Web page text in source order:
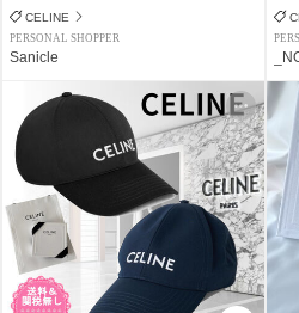
CELINE
PERSONAL SHOPPER
Sanicle